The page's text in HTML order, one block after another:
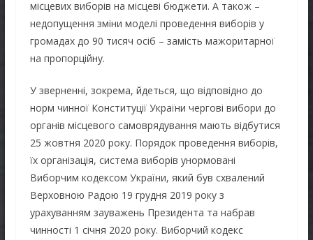
місцевих виборів на місцеві бюджети. А також –
недопущення зміни моделі проведення виборів у
громадах до 90 тисяч осіб – замість мажоритарної
на пропорційну.
У зверненні, зокрема, йдеться, що відповідно до
норм чинної Конституції України чергові вибори до
органів місцевого самоврядування мають відбутися
25 жовтня 2020 року. Порядок проведення виборів,
їх організація, система виборів унормовані
Виборчим кодексом України, який був схвалений
Верховною Радою 19 грудня 2019 року з
урахуванням зауважень Президента та набрав
чинності 1 січня 2020 року. Виборчий кодекс